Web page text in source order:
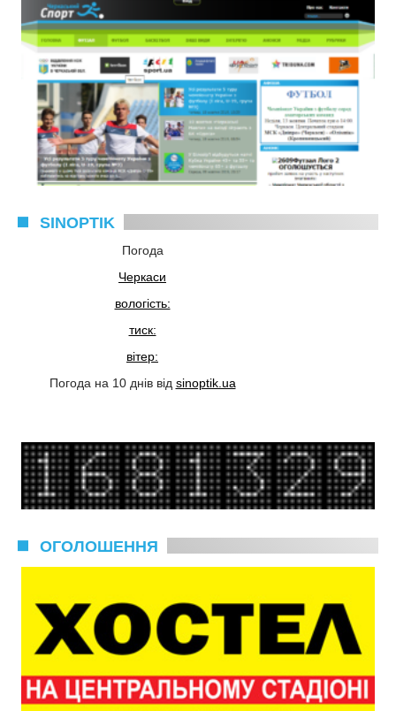
SINOPTIK
Погода
Черкаси
вологість:
тиск:
вітер:
Погода на 10 днів від sinoptik.ua
ОГОЛОШЕННЯ